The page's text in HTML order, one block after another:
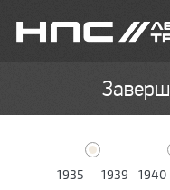
1935 — 1939